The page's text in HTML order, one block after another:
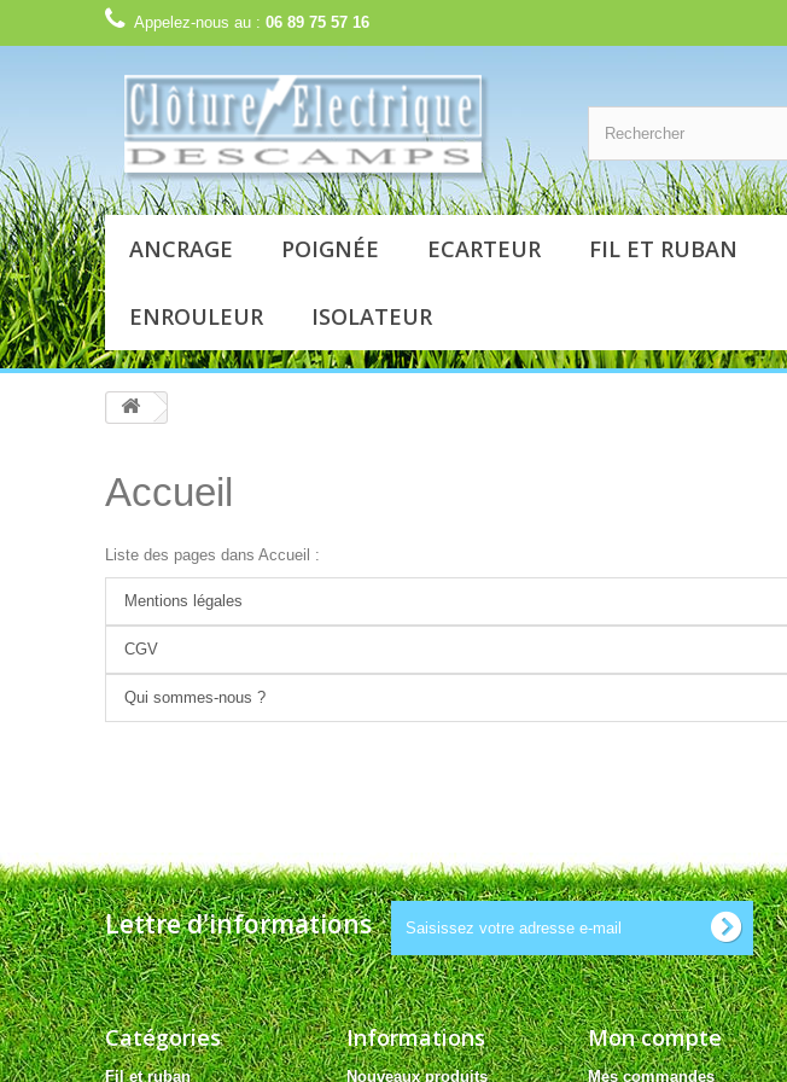
Appelez-nous au : 06 89 75 57 16
ANCRAGE POIGNÉE ECARTEUR FIL ET RUBAN
ENROULEUR ISOLATEUR
Accueil
Liste des pages dans Accueil :
Mentions légales
CGV
Qui sommes-nous ?
Lettre d'informations
Catégories
Fil et ruban
Informations
Nouveaux produits
Mon compte
Mes commandes